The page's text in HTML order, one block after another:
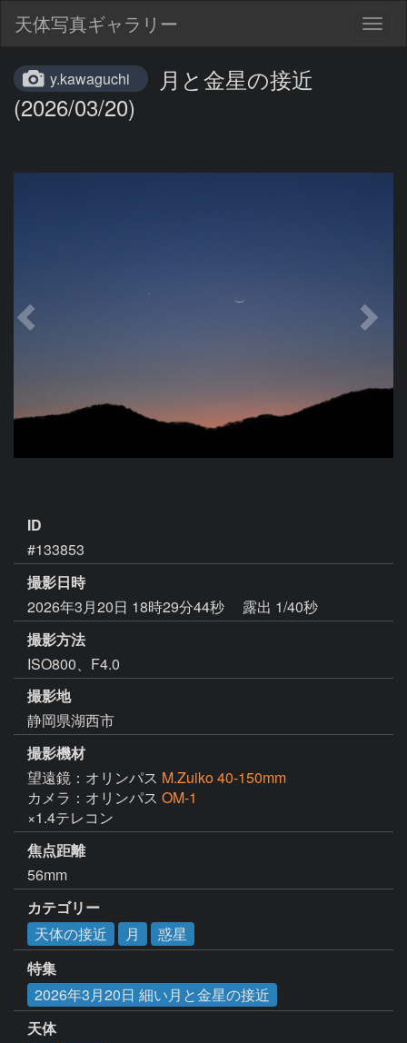
天体写真ギャラリー
y.kawaguchi
月と金星の接近
(2026/03/20)
ID
#133853
撮影日時
2026年3月20日 18時29分44秒
露出 1/40秒
撮影方法
ISO800、F4.0
撮影地
静岡県湖西市
撮影機材
望遠鏡：オリンパス M.Zuiko 40-150mm
カメラ：オリンパス OM-1
×1.4テレコン
焦点距離
56mm
カテゴリー
天体の接近
月
惑星
特集
2026年3月20日 細い月と金星の接近
天体